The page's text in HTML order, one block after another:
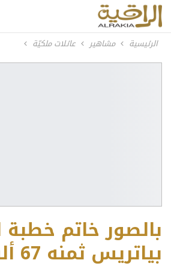
الرئيسية مشاهير عائلات ملكيّة
بالصور خاتم خطبة
بياتريس ثمنه 67 ألف يورو